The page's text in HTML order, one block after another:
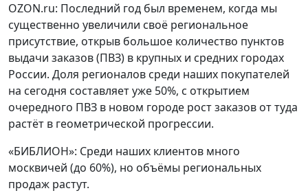
OZON.ru: Последний год был временем, когда мы
существенно увеличили своё региональное
присутствие, открыв большое количество пунктов
выдачи заказов (ПВЗ) в крупных и средних городах
России. Доля регионалов среди наших покупателей
на сегодня составляет уже 50%, с открытием
очередного ПВЗ в новом городе рост заказов от туда
растёт в геометрической прогрессии.
«БИБЛИОН»: Среди наших клиентов много
москвичей (до 60%), но объёмы региональных
продаж растут.